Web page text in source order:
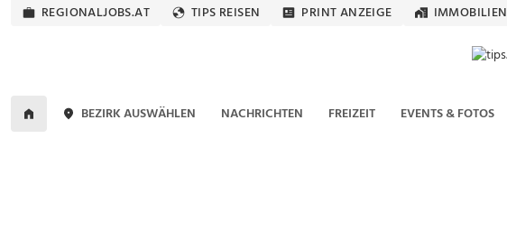
REGIONALJOBS.AT TIPS REISEN PRINT ANZEIGE IMMOBILIEN
BEZIRK AUSWÄHLEN NACHRICHTEN FREIZEIT EVENTS & FOTOS